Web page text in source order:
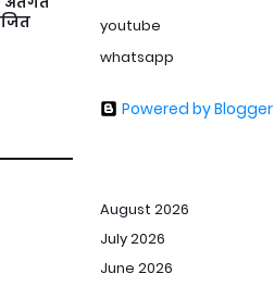
youtube
whatsapp
Powered by Blogger
August 2026
July 2026
June 2026